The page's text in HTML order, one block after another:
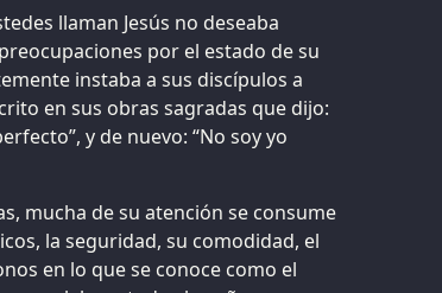
llaman Jesús no deseaba
por el estado de su
instaba a sus discípulos a
en sus obras sagradas que dijo:
y de nuevo: “No soy yo
mucha de su atención se consume
la seguridad, su comodidad, el
en lo que se conoce como el